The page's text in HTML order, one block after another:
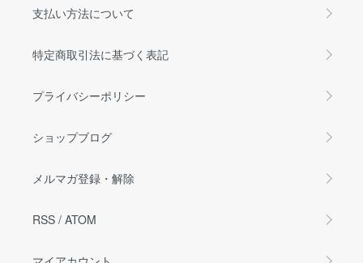
支払い方法について
特定商取引法に基づく表記
プライバシーポリシー
ショップブログ
メルマガ登録・解除
RSS / ATOM